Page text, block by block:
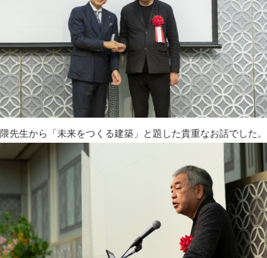
隈先生から「未来をつくる建築」と題した貴重なお話でした。